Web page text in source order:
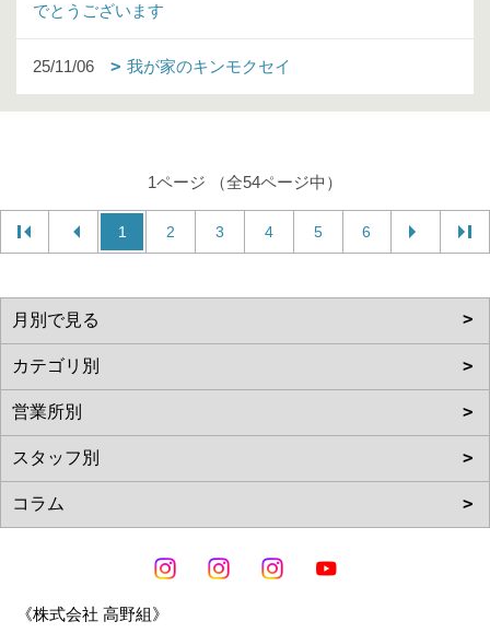
でとうございます
25/11/06 我が家のキンモクセイ
1ページ （全54ページ中）
1 2 3 4 5 6
《株式会社 高野組》